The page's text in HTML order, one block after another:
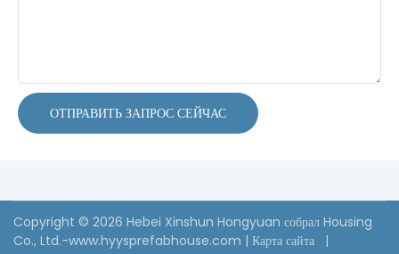
ОТПРАВИТЬ ЗАПРОС СЕЙЧАС
Copyright © 2026 Hebei Xinshun Hongyuan собрал Housing
Co., Ltd.-www.hyysprefabhouse.com | Карта сайта
|